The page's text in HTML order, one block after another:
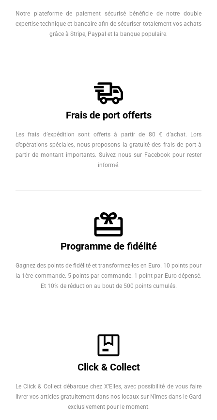
Notre plateforme de paiement sécurisé bénéficie de notre double
expertise technique et bancaire afin de sécuriser totalement vos achats
grâce à Stripe, Paypal et la banque populaire.
Frais de port offerts
Les frais d’expédition sont offerts à partir de 80 € d’achat. Lors
d’opérations spéciales, nous proposons la gratuité des frais de port à
partir de montant importants. Suivez nous sur Facebook pour rester
informé.
Programme de fidélité
Gagnez des points de fidélité et transformez-les en Euro. 10 points pour
la 1ère commande. 5 points par commande. 1 point par Euro dépensé.
Et 10% de réduction au bout de 500 points cumulés.
Click & Collect
Le Click & Collect débarque chez X'Elles, avec possibilité de vous faire
livrer vos articles gratuitement dans nos locaux sur Nîmes dans le Gard
exclusivement pour le moment.